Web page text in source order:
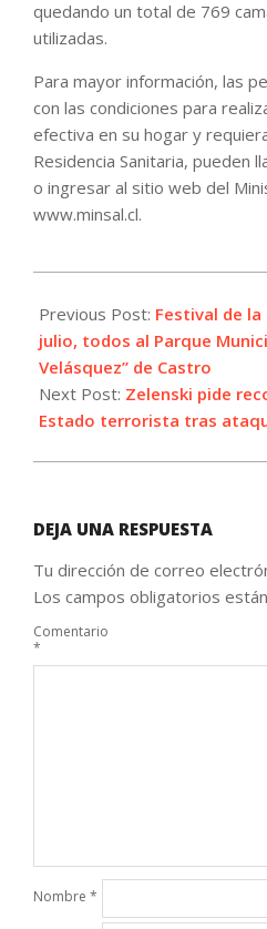
quedando un total de 769
utilizadas.
Para mayor información, las
con las condiciones para
efectiva en su hogar y
Residencia Sanitaria, pueden
o ingresar al sitio web del
www.minsal.cl.
07-
15
Previous Post: Festival de la
julio, todos al Parque
Velásquez” de Castro
Next Post: Zelenski pide
Estado terrorista tras
DEJA UNA RESPUESTA
Tu dirección de correo
Los campos obligatorios
Comentario
*
Nombre *